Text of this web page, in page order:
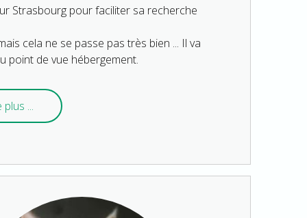
Strasbourg pour faciliter sa recherche
cela ne se passe pas très bien ... Il va
point de vue hébergement.
plus ...